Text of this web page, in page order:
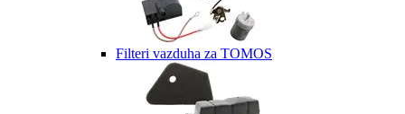
Filteri vazduha za TOMOS